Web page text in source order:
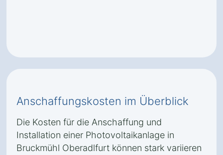
Anschaffungskosten im Überblick
Die Kosten für die Anschaffung und
Installation einer Photovoltaikanlage in
Bruckmühl Oberadlfurt können stark variieren